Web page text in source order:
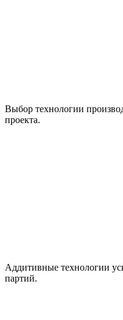
Выбор технологии
проекта.
Аддитивные технологии
партий.